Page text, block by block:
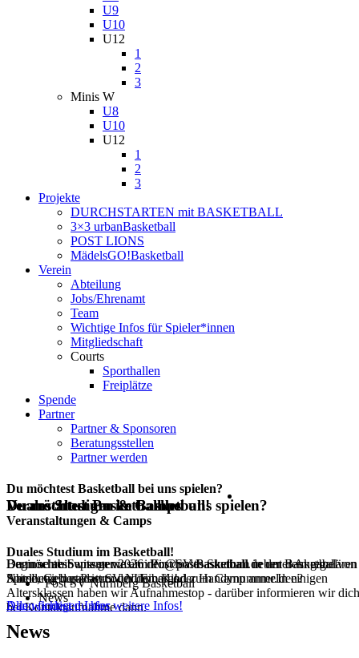
U9
U10
U12
1
2
3
Minis W
U8
U10
U12
1
2
3
Projekte
DURCHSTARTEN mit BASKETBALL
3×3 urbanBasketball
POST LIONS
MädelsGO!Basketball
Verein
Abteilung
Jobs/Ehrenamt
Team
Wichtige Infos für Spieler*innen
Mitgliedschaft
Courts
Sporthallen
Freiplätze
Spende
Partner
Partner & Sponsoren
Beratungsstellen
Partner werden
Du möchtest Basketball bei uns spielen?
Dann schreib uns gerne an info@postbasketball.de unter Angabe von
Name, Geburtsdatum und Email oder Handynummer.In einigen
Altersklassen haben wir Aufnahmestop - darüber informieren wir dich
bei Kontaktaufnahme dann.
Veranstaltungen & Camps
Du möchtest wissen was im Post SV Basketball neben dem regulären
Spielbetrieb passiert oder dein Kind zum Camp anmelden?
Dann findest du hier weitere Infos!
Duales Studium im Basketball!
Beginne ab Septemer 2026 dein duales Studium in der Basketball
Abteilung des Post SV Nürnberg!
Alle wichtigen Infos
Du möchtest Basketball bei uns spielen?
Veranstaltungen & Camps
Duales Studium im Basketball!
Post SV Nürnberg Basketball
News
News